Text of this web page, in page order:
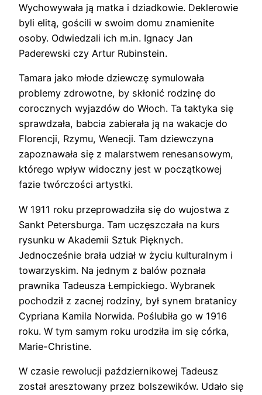
Wychowywała ją matka i dziadkowie. Deklerowie
byli elitą, gościli w swoim domu znamienite
osoby. Odwiedzali ich m.in. Ignacy Jan
Paderewski czy Artur Rubinstein.
Tamara jako młode dziewczę symulowała
problemy zdrowotne, by skłonić rodzinę do
corocznych wyjazdów do Włoch. Ta taktyka się
sprawdzała, babcia zabierała ją na wakacje do
Florencji, Rzymu, Wenecji. Tam dziewczyna
zapoznawała się z malarstwem renesansowym,
którego wpływ widoczny jest w początkowej
fazie twórczości artystki.
W 1911 roku przeprowadziła się do wujostwa z
Sankt Petersburga. Tam uczęszczała na kurs
rysunku w Akademii Sztuk Pięknych.
Jednocześnie brała udział w życiu kulturalnym i
towarzyskim. Na jednym z balów poznała
prawnika Tadeusza Łempickiego. Wybranek
pochodził z zacnej rodziny, był synem bratanicy
Cypriana Kamila Norwida. Poślubiła go w 1916
roku. W tym samym roku urodziła im się córka,
Marie-Christine.
W czasie rewolucji październikowej Tadeusz
został aresztowany przez bolszewików. Udało się